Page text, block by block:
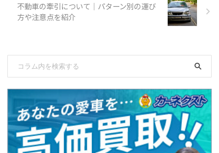
不動車の牽引について｜パターン別の運び
方や注意点を紹介